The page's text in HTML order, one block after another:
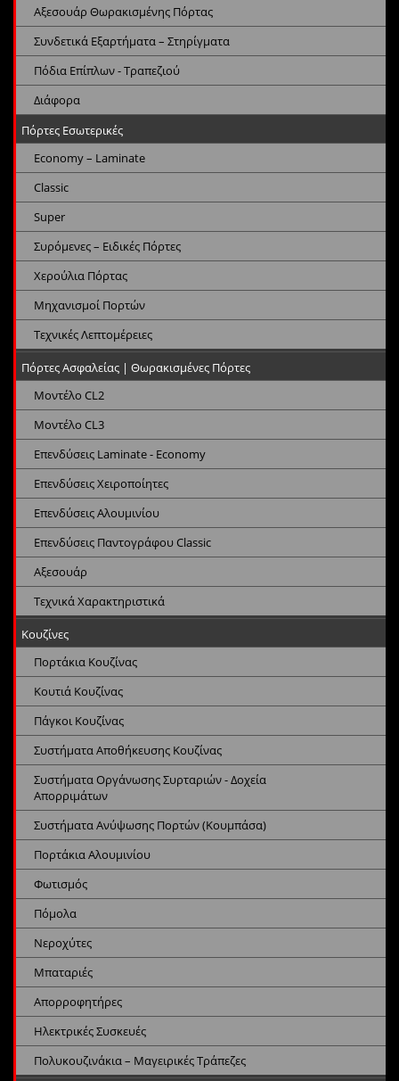
Αξεσουάρ Θωρακισμένης Πόρτας
Συνδετικά Εξαρτήματα – Στηρίγματα
Πόδια Επίπλων - Τραπεζιού
Διάφορα
Πόρτες Εσωτερικές
Economy – Laminate
Classic
Super
Συρόμενες – Ειδικές Πόρτες
Χερούλια Πόρτας
Μηχανισμοί Πορτών
Τεχνικές Λεπτομέρειες
Πόρτες Ασφαλείας | Θωρακισμένες Πόρτες
Μοντέλο CL2
Μοντέλο CL3
Επενδύσεις Laminate - Economy
Επενδύσεις Χειροποίητες
Επενδύσεις Αλουμινίου
Επενδύσεις Παντογράφου Classic
Αξεσουάρ
Τεχνικά Χαρακτηριστικά
Κουζίνες
Πορτάκια Κουζίνας
Κουτιά Κουζίνας
Πάγκοι Κουζίνας
Συστήματα Αποθήκευσης Κουζίνας
Συστήματα Οργάνωσης Συρταριών - Δοχεία
Απορριμάτων
Συστήματα Ανύψωσης Πορτών (Κουμπάσα)
Πορτάκια Αλουμινίου
Φωτισμός
Πόμολα
Νεροχύτες
Μπαταριές
Απορροφητήρες
Ηλεκτρικές Συσκευές
Πολυκουζινάκια – Μαγειρικές Τράπεζες